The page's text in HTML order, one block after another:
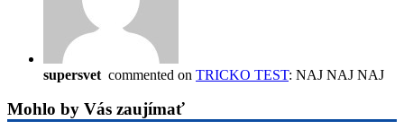
supersvet commented on TRICKO TEST: NAJ NAJ NAJ
Mohlo by Vás zaujímať